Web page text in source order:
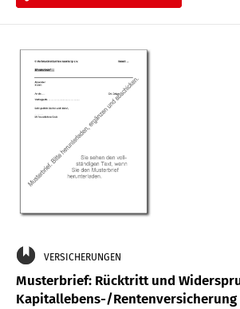
VERSICHERUNGEN
Musterbrief: Rücktritt und
Kapitallebens-/Rentenversicherung